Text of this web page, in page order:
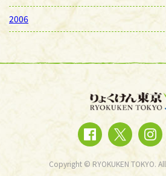
2006
Copyright © RYOKUKEN TOKYO.